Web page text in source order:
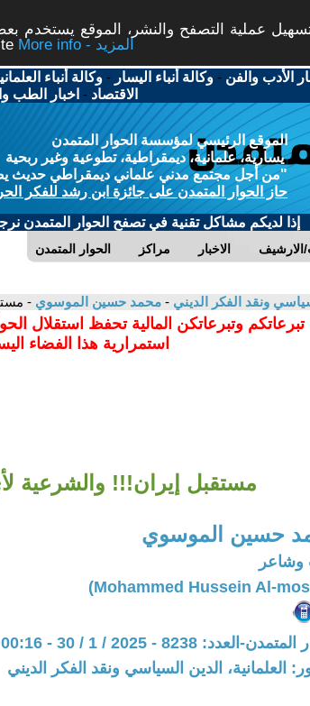
عملية التصفح والنشر، الموقع يستخدم
More info - المزيد
الأدب والفن -وكالة أنباء اليسار -وكالة أنباء
الاقتصاد - اخبار الطب
الموقع الرئيسي لمؤسسة الحوار المتمدن
يسارية، علمانية، ديمقراطية، تطوعية وغير ربحية
"من أجل مجتمع مدني علماني ديمقراطي حديث
حاز الحوار المتمدن على جائزة ابن رشد للفكر
إذا لديكم مشاكل تقنية في تصفح الحوار المتمدن
الحوار المتمدن مراكز الاخبار
ونقد الفكر الديني - محمد حسين الموسوي -
تبرعاتكم وتبرعاتكن المالية تحفظ استقلال
استمرارية هذا الفضاء
مستقبل إيران!!! والشرعية
حسين الموسوي
وشاعر
العدد: 8238 - 2025 / 1 / 30 - 00:16
العلمانية، الدين السياسي ونقد الفكر الديني